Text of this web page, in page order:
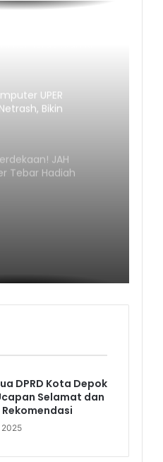
UPER
Bikin
JAH
Tebar Hadiah
DPRD Kota Depok
Selamat dan
2025